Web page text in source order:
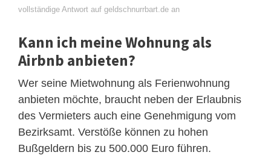
vollständige Antwort auf geldschnurrbart.de an
Kann ich meine Wohnung als
Airbnb anbieten?
Wer seine Mietwohnung als Ferienwohnung
anbieten möchte, braucht neben der Erlaubnis
des Vermieters auch eine Genehmigung vom
Bezirksamt. Verstöße können zu hohen
Bußgeldern bis zu 500.000 Euro führen.